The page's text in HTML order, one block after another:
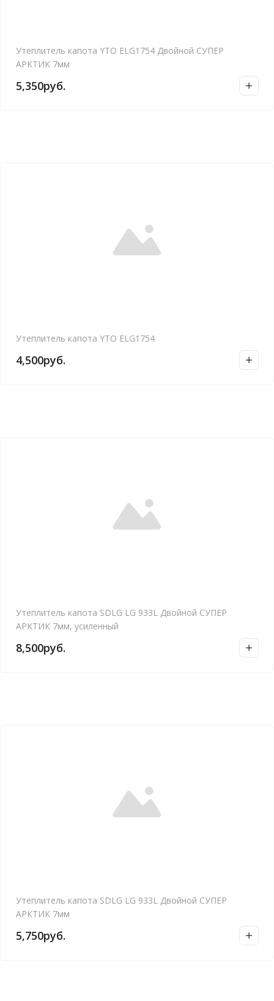
Утеплитель капота YTO ELG1754 Двойной СУПЕР
АРКТИК 7мм
5,350руб.
Утеплитель капота YTO ELG1754
4,500руб.
Утеплитель капота SDLG LG 933L Двойной СУПЕР
АРКТИК 7мм, усиленный
8,500руб.
Утеплитель капота SDLG LG 933L Двойной СУПЕР
АРКТИК 7мм
5,750руб.